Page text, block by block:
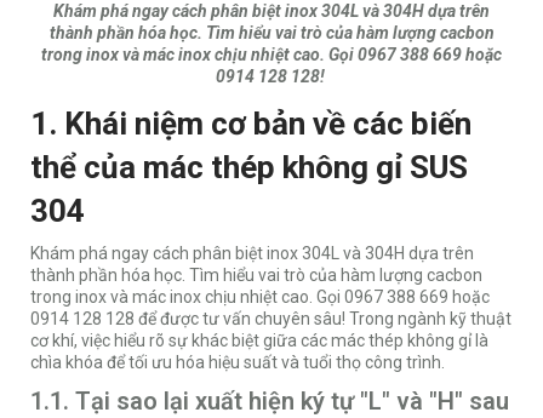
Khám phá ngay cách phân biệt inox 304L và 304H dựa trên
thành phần hóa học. Tìm hiểu vai trò của hàm lượng cacbon
trong inox và mác inox chịu nhiệt cao. Gọi 0967 388 669 hoặc
0914 128 128!
1. Khái niệm cơ bản về các biến
thể của mác thép không gỉ SUS
304
Khám phá ngay cách phân biệt inox 304L và 304H dựa trên
thành phần hóa học. Tìm hiểu vai trò của hàm lượng cacbon
trong inox và mác inox chịu nhiệt cao. Gọi 0967 388 669 hoặc
0914 128 128 để được tư vấn chuyên sâu! Trong ngành kỹ thuật
cơ khí, việc hiểu rõ sự khác biệt giữa các mác thép không gỉ là
chìa khóa để tối ưu hóa hiệu suất và tuổi thọ công trình.
1.1. Tại sao lại xuất hiện ký tự "L" và "H" sau